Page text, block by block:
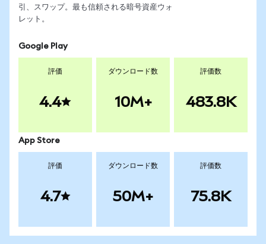
引、スワップ。最も信頼される暗号資産ウォ
レット。
Google Play
評価
4.4
ダウンロード数
10M+
評価数
483.8K
App Store
評価
4.7
ダウンロード数
50M+
評価数
75.8K